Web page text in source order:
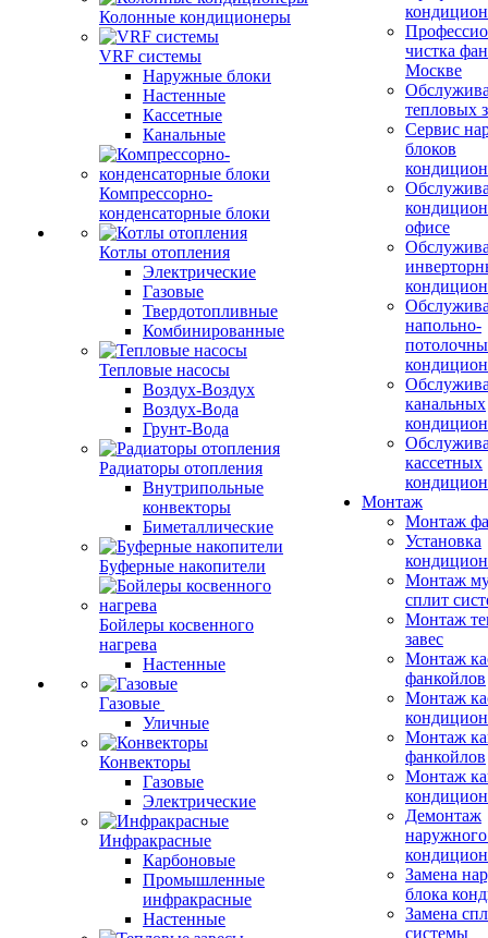
Колонные кондиционеры
VRF системы
Наружные блоки
Настенные
Кассетные
Канальные
Компрессорно-
конденсаторные блоки
Котлы отопления
Электрические
Газовые
Твердотопливные
Комбинированные
Тепловые насосы
Воздух-Воздух
Воздух-Вода
Грунт-Вода
Радиаторы отопления
Внутрипольные
конвекторы
Биметаллические
Буферные накопители
Бойлеры косвенного
нагрева
Настенные
Газовые
Уличные
Конвекторы
Газовые
Электрические
Инфракрасные
Карбоновые
Промышленные
инфракрасные
Настенные
чистка
Москве
тепловых
Сервис
блоков
офисе
напольно-
канальных
кассетных
Монтаж
Монтаж
Установка
Монтаж
сплит
Монтаж
завес
Монтаж
фанкойлов
Монтаж
Монтаж
фанкойлов
Монтаж
Демонтаж
Замена
блока
Замена
системы